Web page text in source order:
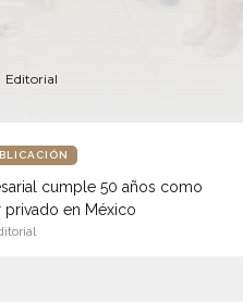
Editorial
cumple 50 años como
en México